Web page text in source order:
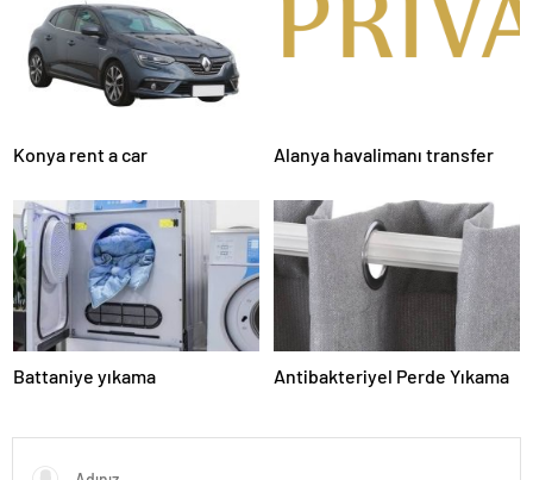
Konya rent a car Alanya havalimanı transfer
Battaniye yıkama Antibakteriyel Perde Yıkama